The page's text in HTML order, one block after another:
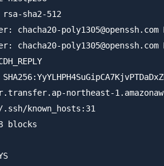
sha2-512
northeast-
known_hosts:31
blocks